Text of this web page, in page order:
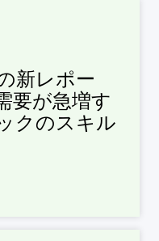
新レポー
要が急増す
クのスキル